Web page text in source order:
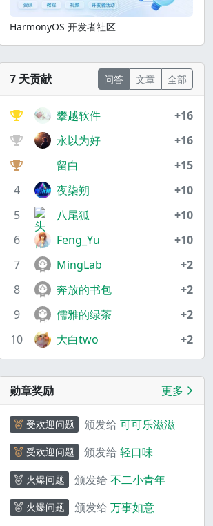
HarmonyOS 开发者社区
7 天贡献 问答 文章 全部
攀越软件
+16
永以为好
+16
留白
+15
4
夜柒朔
+10
5
八尾狐
+10
6
Feng_Yu
+10
7
MingLab
+2
8
奔放的书包
+2
9
儒雅的绿茶
+2
10
大白two +2
勋章奖励 更多
受欢迎问题 颁发给 可可乐滋滋
受欢迎问题 颁发给 轻口味
火爆问题 颁发给 不二小青年
火爆问题 颁发给 万事如意